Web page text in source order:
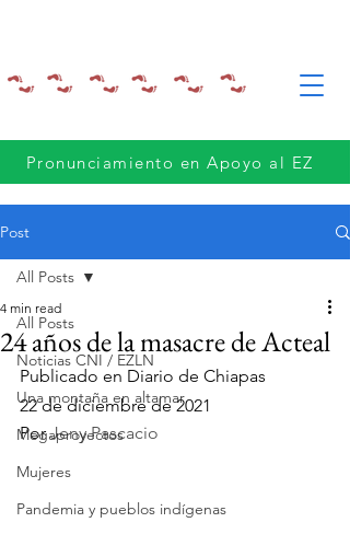
Pronunciamiento en Apoyo al EZ
Post
All Posts
Noticias CNI / EZLN
Una montaña en altamar
Megaproyectos
Mujeres
Pandemia y pueblos indígenas
All Posts
24 años de la masacre de Acteal
4 min read
Publicado en Diario de Chiapas
22 de diciembre de 2021
Por Jeny Pascacio